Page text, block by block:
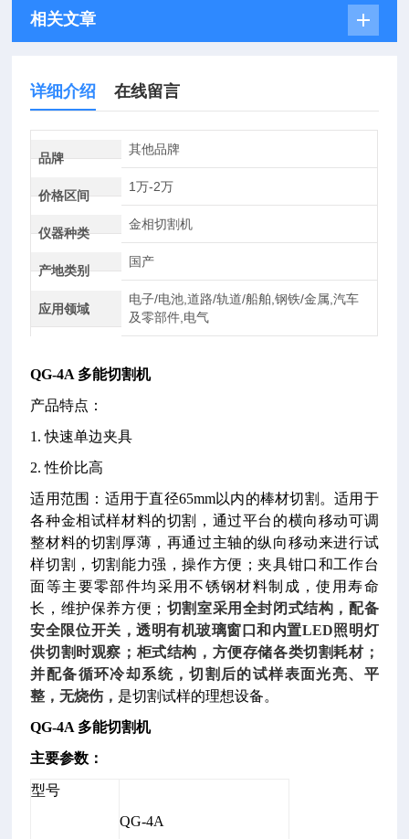
相关文章
详细介绍 在线留言
品牌
其他品牌
价格区间
1万-2万
仪器种类
金相切割机
产地类别
国产
应用领域
电子/电池,道路/轨道/船舶,钢铁/金属,汽车
及零部件,电气
QG-4A 多能切割机
产品特点：
1. 快速单边夹具
2. 性价比高
适用范围： 适用于直径65mm以内的棒材切割。适用于
各种金相试样材料的切割，通过平台的横向移动可调
整材料的切割厚薄，再通过主轴的纵向移动来进行试
样切割，切割能力强，操作方便；夹具钳口和工作台
面等主要零部件均采用不锈钢材料制成，使用寿命
长，维护保养方便； 切割室采用全封闭式结构，配备
安全限位开关，透明有机玻璃窗口和内置LED照明灯
供切割时观察；柜式结构，方便存储各类切割耗材；
并配备循环冷却系统，切割后的试样表面光亮、平
整，无烧伤， 是切割试样的理想设备。
QG-4A 多能切割机
主要参数：
型号
QG-4A